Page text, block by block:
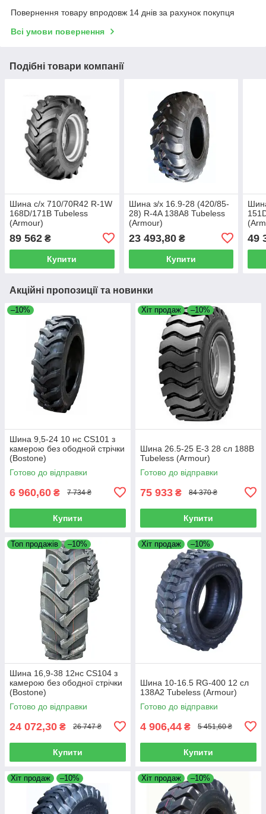
Повернення товару впродовж 14 днів за рахунок покупця
Всі умови повернення
Подібні товари компанії
Шина с/х 710/70R42 R-1W
168D/171B Tubeless
(Armour)
89 562 ₴
Купити
Шина з/х 16.9-28 (420/85-
28) R-4A 138А8 Tubeless
(Armour)
23 493,80₴
Купити
49
Акційні пропозиції та новинки
–10%
Шина 9,5-24 10 нс CS101 з
камерою без ободной стрічки
(Bostone)
Готово до відправки
6 960,60 ₴ 7 734 ₴
Купити
Хіт продаж –10%
Шина 26.5-25 E-3 28 сл 188B
Tubeless (Armour)
Готово до відправки
75 933 ₴ 84 370 ₴
Купити
Топ продажів –10%
Шина 16,9-38 12нс CS104 з
камерою без ободної стрічки
(Bostone)
Готово до відправки
24 072,30 ₴ 26 747 ₴
Купити
Хіт продаж –10%
Шина 10-16.5 RG-400 12 сл
138A2 Tubeless (Armour)
Готово до відправки
4 906,44 ₴ 5 451,60 ₴
Купити
Хіт продаж –10% Хіт продаж –10%